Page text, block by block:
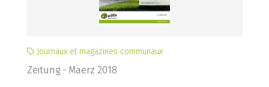
Journaux et magazines communaux
Zeitung - Mäerz 2018